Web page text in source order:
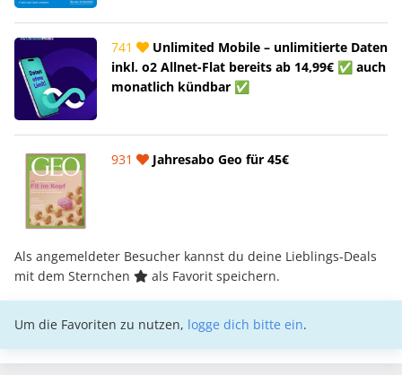
741
Unlimited Mobile – unlimitierte Daten
inkl. o2 Allnet-Flat bereits ab 14,99€ ✅ auch
monatlich kündbar ✅
931 Jahresabo Geo für 45€
Als angemeldeter Besucher kannst du deine Lieblings-Deals
mit dem Sternchen
als Favorit speichern.
Um die Favoriten zu nutzen, logge dich bitte ein.